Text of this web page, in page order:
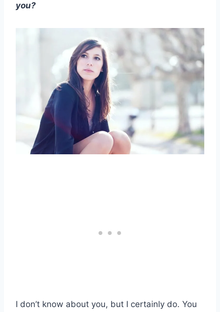
you?
I don’t know about you, but I certainly do. You